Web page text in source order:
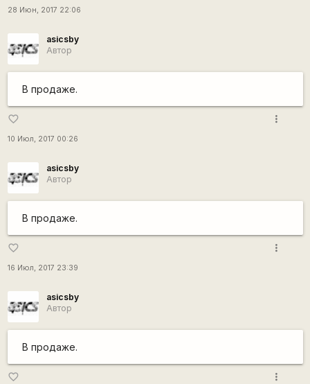
28 Июн, 2017 22:06
asicsby
Автор
В продаже.
favorite_border
10 Июл, 2017 00:26
more_vert
asicsby
Автор
В продаже.
favorite_border
16 Июл, 2017 23:39
more_vert
asicsby
Автор
В продаже.
favorite_border more_vert